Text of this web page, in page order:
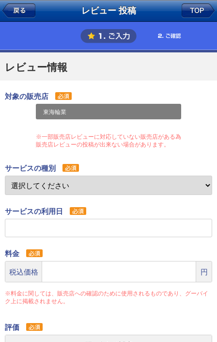
レビュー 投稿
レビュー情報
対象の販売店
東海輪業
※一部販売店レビューに対応していない販売店がある為
販売店レビューの投稿が出来ない場合があります。
サービスの種別
サービスの利用日
料金
税込価格 円
※料金に関しては、販売店への確認のために使用されるものであり、グーバイ
ク上に掲載されません。
評価